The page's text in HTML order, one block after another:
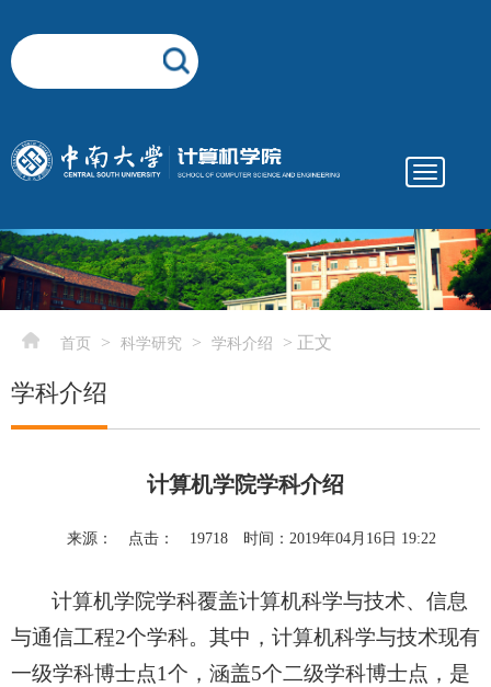
Toggle
elementnameelementnameelementname-->
首页 > 科学研究 > 学科介绍 > 正文
学科介绍
计算机学院学科介绍
来源： 点击： 19718 时间：2019年04月16日 19:22
计算机学院学科覆盖计算机科学与技术、信息
与通信工程2个学科。其中，计算机科学与技术现有
一级学科博士点1个，涵盖5个二级学科博士点，是